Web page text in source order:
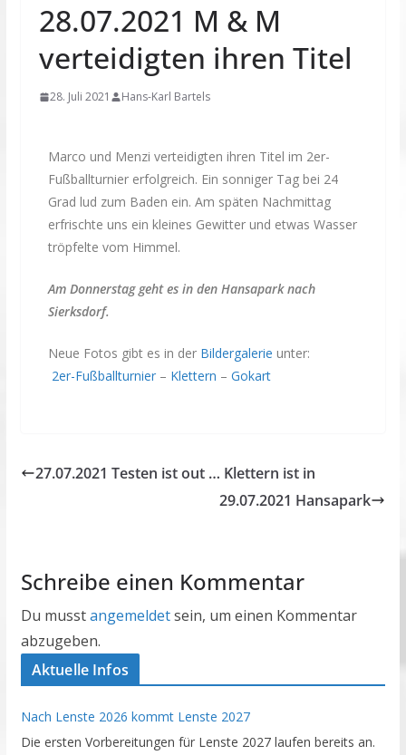
28.07.2021 M & M
verteidigten ihren Titel
28. Juli 2021 Hans-Karl Bartels
Marco und Menzi verteidigten ihren Titel im 2er-
Fußballturnier erfolgreich. Ein sonniger Tag bei 24
Grad lud zum Baden ein. Am späten Nachmittag
erfrischte uns ein kleines Gewitter und etwas Wasser
tröpfelte vom Himmel.
Am Donnerstag geht es in den Hansapark nach
Sierksdorf.
Neue Fotos gibt es in der Bildergalerie unter:
2er-Fußballturnier– Klettern – Gokart
27.07.2021 Testen ist out … Klettern ist in
29.07.2021 Hansapark
Schreibe einen Kommentar
Du musstangemeldetsein, um einen Kommentar
abzugeben.
Aktuelle Infos
Nach Lenste 2026 kommt Lenste 2027
Die ersten Vorbereitungen für Lenste 2027 laufen bereits an.